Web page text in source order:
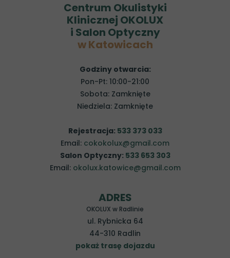
ADRES
OKOLUX w Radlinie
ul. Rybnicka 64
44-310 Radlin
pokaż trasę dojazdu
Centrum Okulistyki
Klinicznej OKOLUX
i Salon Optyczny
w Katowicach
Godziny otwarcia:
Pon-Pt: 10:00-21:00
Sobota: Zamknięte
Niedziela: Zamknięte
Rejestracja: 533 373 033
Email: cokokolux@gmail.com
Salon Optyczny: 533 653 303
Email: okolux.katowice@gmail.com